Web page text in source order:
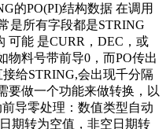
在调用
是所有字段都是STRING
可能 是CURR，DEC，或
物料号带前导0，而PO传出
给STRING,会出现千分隔
要做一个功能来做转换，以
导零处理：数值类型自动
期转为空值，非空日期转